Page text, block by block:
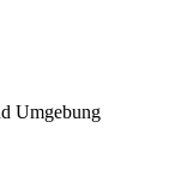
Umgebung